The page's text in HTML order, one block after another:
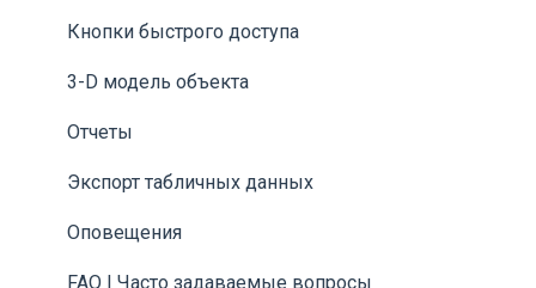
Кнопки быстрого доступа
3-D модель объекта
Отчеты
Экспорт табличных данных
Оповещения
FAQ | Часто задаваемые вопросы